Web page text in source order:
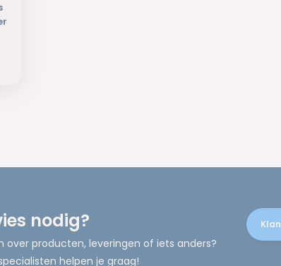
nodig?
over producten, leveringen of iets anders?
helpen je graag!